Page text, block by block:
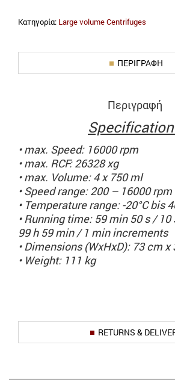
Κατηγορία: Large volume Centrifuges
ΠΕΡΙΓΡΑΦΉ
Περιγραφή
• max. Speed: 16000 rpm
• max. RCF: 26328 xg
• max. Volume: 4 x 750 ml
• Speed range: 200 – 16000 rpm
• Temperature range: -20°C bis
• Running time: 59 min 50 s /
99 h 59 min / 1 min increments
• Dimensions (WxHxD): 73 cm
• Weight: 111 kg
RETURNS &